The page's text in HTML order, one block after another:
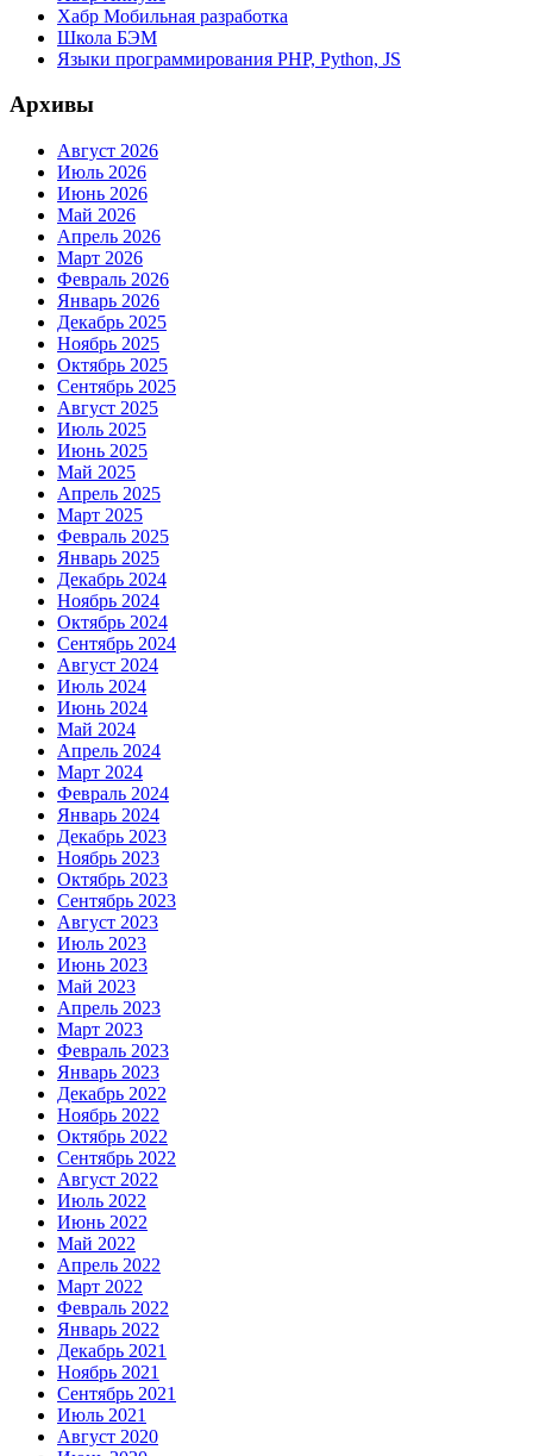
Хабр Мобильная разработка
Школа БЭМ
Языки программирования PHP, Python, JS
Архивы
Август 2026
Июль 2026
Июнь 2026
Май 2026
Апрель 2026
Март 2026
Февраль 2026
Январь 2026
Декабрь 2025
Ноябрь 2025
Октябрь 2025
Сентябрь 2025
Август 2025
Июль 2025
Июнь 2025
Май 2025
Апрель 2025
Март 2025
Февраль 2025
Январь 2025
Декабрь 2024
Ноябрь 2024
Октябрь 2024
Сентябрь 2024
Август 2024
Июль 2024
Июнь 2024
Май 2024
Апрель 2024
Март 2024
Февраль 2024
Январь 2024
Декабрь 2023
Ноябрь 2023
Октябрь 2023
Сентябрь 2023
Август 2023
Июль 2023
Июнь 2023
Май 2023
Апрель 2023
Март 2023
Февраль 2023
Январь 2023
Декабрь 2022
Ноябрь 2022
Октябрь 2022
Сентябрь 2022
Август 2022
Июль 2022
Июнь 2022
Май 2022
Апрель 2022
Март 2022
Февраль 2022
Январь 2022
Декабрь 2021
Ноябрь 2021
Сентябрь 2021
Июль 2021
Август 2020